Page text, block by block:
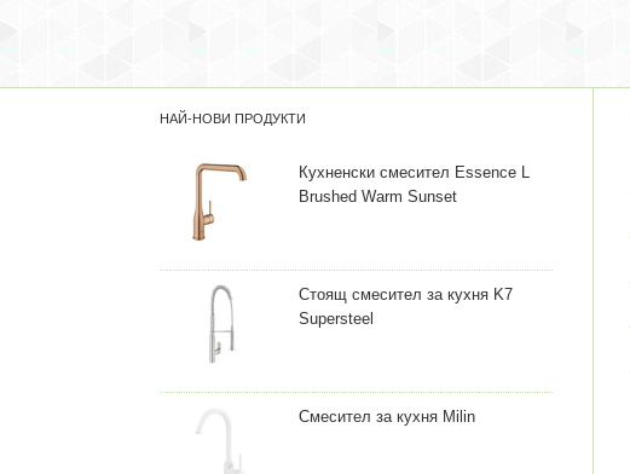
НАЙ-НОВИ ПРОДУКТИ
Кухненски смесител Essence L
Brushed Warm Sunset
Стоящ смесител за кухня K7
Supersteel
Смесител за кухня Milin